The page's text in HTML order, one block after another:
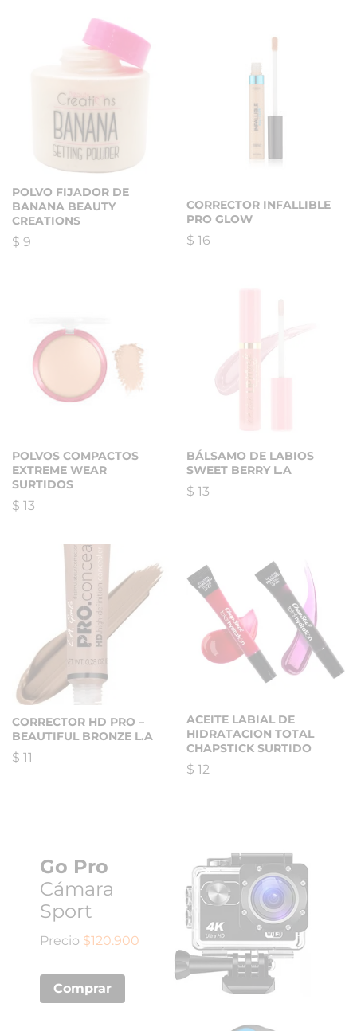
POLVO FIJADOR DE
BANANA BEAUTY
CREATIONS
$ 9
CORRECTOR INFALLIBLE
PRO GLOW
$ 16
POLVOS COMPACTOS
EXTREME WEAR
SURTIDOS
$ 13
BÁLSAMO DE LABIOS
SWEET BERRY L.A
$ 13
CORRECTOR HD PRO –
BEAUTIFUL BRONZE L.A
$ 11
ACEITE LABIAL DE
HIDRATACION TOTAL
CHAPSTICK SURTIDO
$ 12
Go Pro
Cámara
Sport
Precio $120.900
Comprar